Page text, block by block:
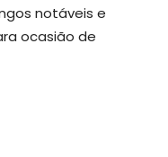
notáveis ​​e
ocasião de